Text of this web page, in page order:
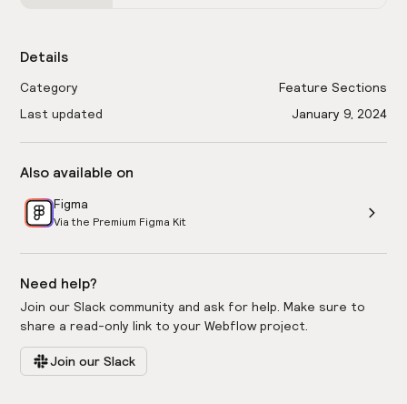
Details
Category
Feature Sections
Last updated
January 9, 2024
Also available on
Figma
Via the Premium Figma Kit
Need help?
Join our Slack community and ask for help. Make sure to
share a read-only link to your Webflow project.
Join our Slack